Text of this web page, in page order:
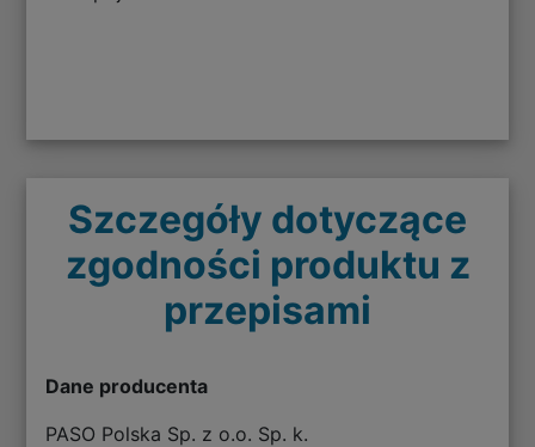
Szczegóły dotyczące
zgodności produktu z
przepisami
Dane producenta
PASO Polska Sp. z o.o. Sp. k.